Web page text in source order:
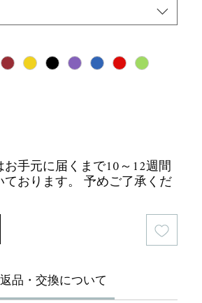
手元に届くまで10～12週間
おります。 予めご了承くだ
返品・交換について